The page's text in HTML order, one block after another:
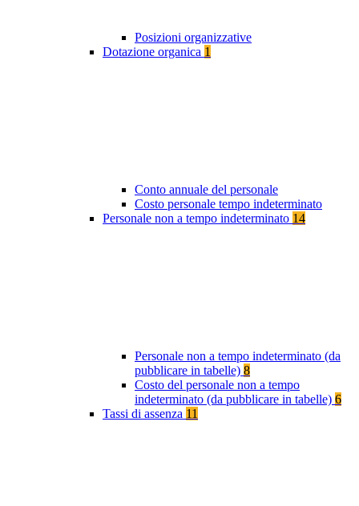
Posizioni organizzative
Dotazione organica 1
Conto annuale del personale
Costo personale tempo indeterminato
Personale non a tempo indeterminato 14
Personale non a tempo indeterminato (da
pubblicare in tabelle) 8
Costo del personale non a tempo
indeterminato (da pubblicare in tabelle) 6
Tassi di assenza 11